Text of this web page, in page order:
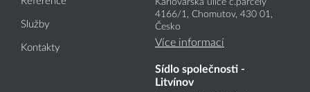
Služby
Kontakty
4166/1, Chomutov, 430 01,
Česko
Více informací
Sídlo společnosti -
Litvínov